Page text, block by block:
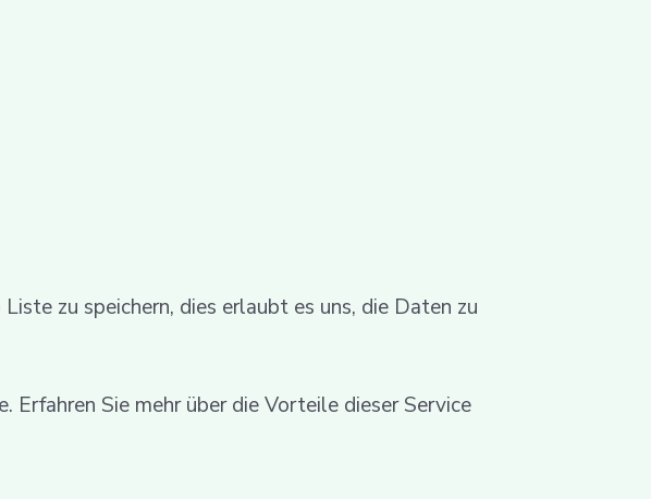
zu speichern, dies erlaubt es uns, die Daten zu
Erfahren Sie mehr über die Vorteile dieser Service